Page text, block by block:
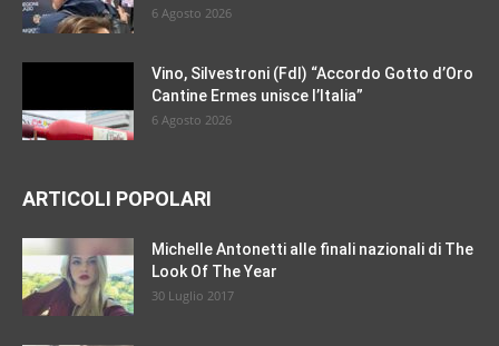
6 Agosto 2026
Vino, Silvestroni (FdI) “Accordo Gotto d’Oro
Cantine Ermes unisce l’Italia”
6 Agosto 2026
ARTICOLI POPOLARI
Michelle Antonetti alle finali nazionali di The
Look Of The Year
30 Luglio 2017